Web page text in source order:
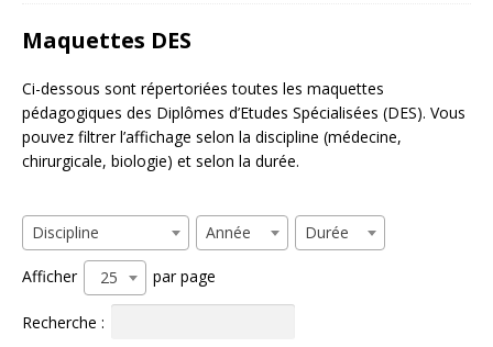
Maquettes DES
Ci-dessous sont répertoriées toutes les maquettes
pédagogiques des Diplômes d’Etudes Spécialisées (DES). Vous
pouvez filtrer l’affichage selon la discipline (médecine,
chirurgicale, biologie) et selon la durée.
Discipline Année Durée
Afficher 25 par page
Recherche :